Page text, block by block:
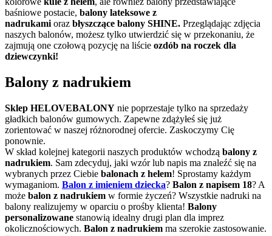
baśniowe postacie, balony lateksowe z
nadrukami oraz błyszczące balony SHINE. Przeglądając zdjęcia
naszych balonów, możesz tylko utwierdzić się w przekonaniu, że
zajmują one czołową pozycję na liście ozdób na roczek dla
dziewczynki!
Balony z nadrukiem
Sklep HELOVEBALONY nie poprzestaje tylko na sprzedaży
gładkich balonów gumowych. Zapewne zdążyłeś się już
zorientować w naszej różnorodnej ofercie. Zaskoczymy Cię
ponownie.
W skład kolejnej kategorii naszych produktów wchodzą balony z
nadrukiem. Sam zdecyduj, jaki wzór lub napis ma znaleźć się na
wybranych przez Ciebie balonach z helem! Sprostamy każdym
wymaganiom. Balon z imieniem dziecka? Balon z napisem 18? A
może balon z nadrukiem w formie życzeń? Wszystkie nadruki na
balony realizujemy w oparciu o prośby klienta! Balony
personalizowane stanowią idealny drugi plan dla imprez
okolicznościowych. Balon z nadrukiem ma szerokie zastosowanie.